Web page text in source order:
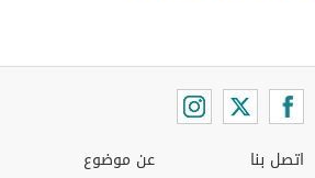
اتصل بنا عن موضوع